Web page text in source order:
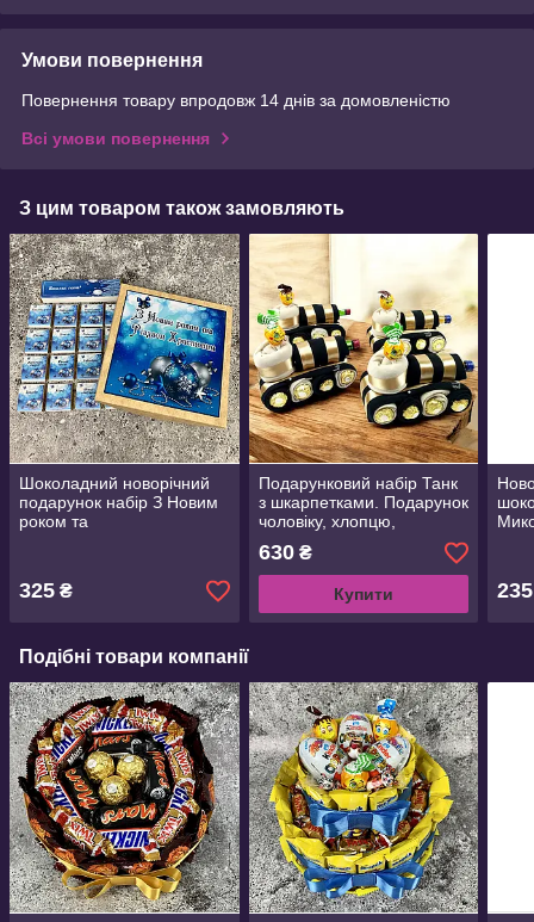
Умови повернення
Повернення товару впродовж 14 днів за домовленістю
Всі умови повернення
З цим товаром також замовляють
Шоколадний новорічний
подарунок набір З Новим
роком та
подарунки
325 ₴
Подарунковий набір Танк
з шкарпетками. Подарунок
чоловіку, хлопцю,
коханому, другу, шефу,
тату, братові
630₴
Купити 235
Подібні товари компанії